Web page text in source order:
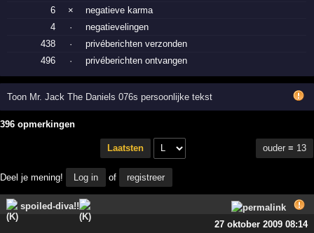
6
×
negatieve karma
4
·
negatievelingen
438
·
privéberichten verzonden
496
· privéberichten ontvangen
Toon Mr. Jack The Daniels 076s persoonlijke tekst
396 opmerkingen
Laatsten ouder ≡ 13
Deel je mening! Log in of registreer
spoiled-diva!!
27 oktober 2009 08:14